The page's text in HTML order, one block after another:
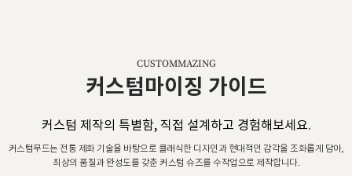
CUSTOMMAZING
커스텀마이징 가이드
커스텀 제작의 특별함, 직접 설계하고 경험해보세요.
커스텀무드는 전통 제화 기술을 바탕으로 클래식한 디자인과 현대적인 감각을 조화롭게 담아,
최상의 품질과 완성도를 갖춘 커스텀 슈즈를 수작업으로 제작합니다.